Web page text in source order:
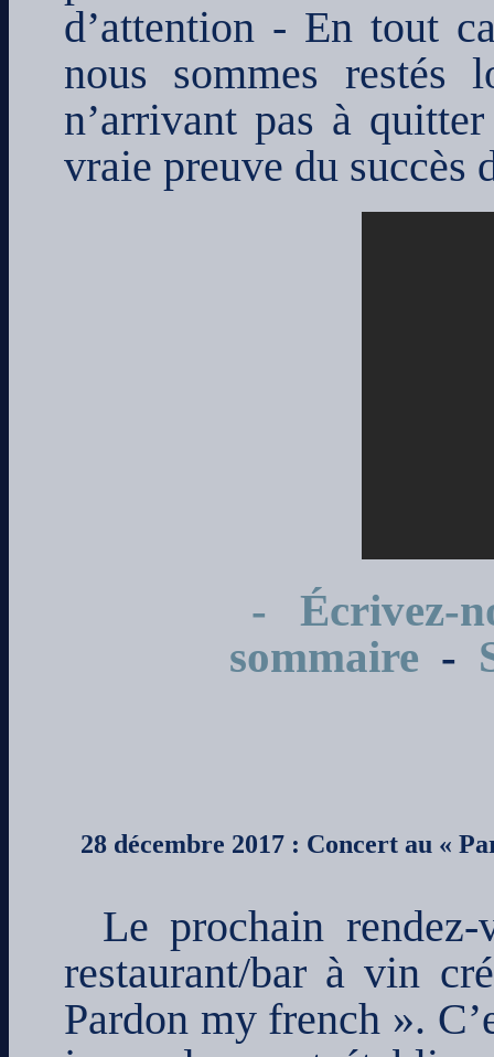
d’attention - En tout
nous sommes
n’arrivant pas à
vraie preuve du succès
- Écrivez-
sommaire -
28 décembre 2017 : Concert au «
Le prochain
restaurant/bar à vin
Pardon my french ».